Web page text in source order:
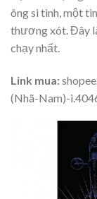
ông si tình, một
thương xót. Đây
chạy nhất.
Link mua:
(Nhã-Nam)-